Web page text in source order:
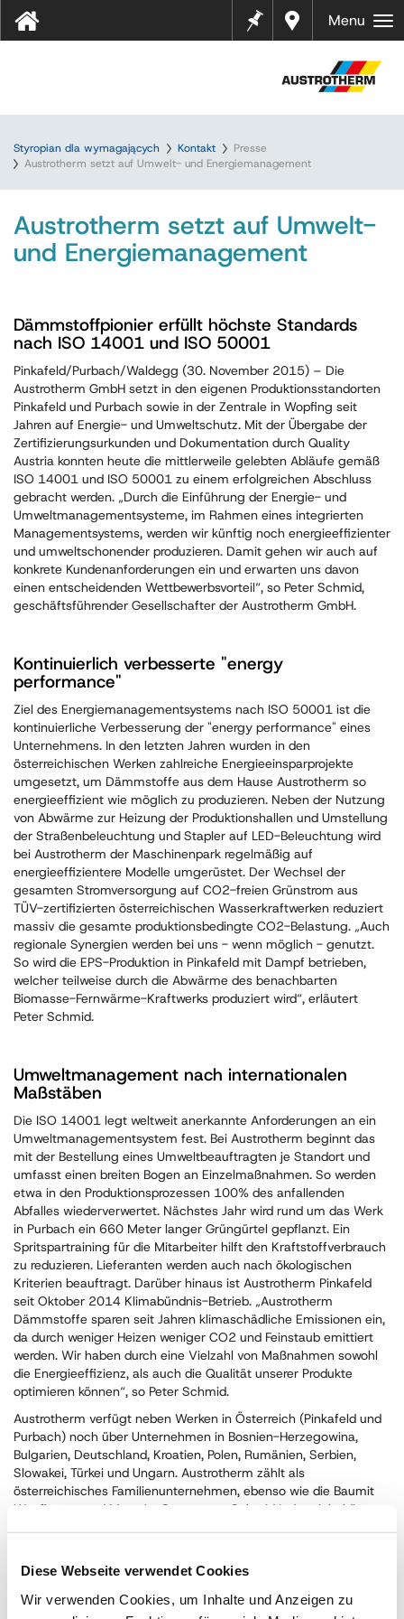
Diese Webseite verwendet Cookies
Wir verwenden Cookies, um Inhalte und Anzeigen zu
Gdzie
kupić
Notes
Menu
Styropian dla wymagających Kontakt
Presse
Austrotherm setzt auf Umwelt- und Energiemanagement
Austrotherm setzt auf Umwelt-
und Energiemanagement
Dämmstoffpionier erfüllt höchste Standards
nach ISO 14001 und ISO 50001
Pinkafeld/Purbach/Waldegg (30. November 2015) – Die
Austrotherm GmbH setzt in den eigenen Produktionsstandorten
Pinkafeld und Purbach sowie in der Zentrale in Wopfing seit
Jahren auf Energie- und Umweltschutz. Mit der Übergabe der
Zertifizierungsurkunden und Dokumentation durch Quality
Austria konnten heute die mittlerweile gelebten Abläufe gemäß
ISO 14001 und ISO 50001 zu einem erfolgreichen Abschluss
gebracht werden. „Durch die Einführung der Energie- und
Umweltmanagementsysteme, im Rahmen eines integrierten
Managementsystems, werden wir künftig noch energieeffizienter
und umweltschonender produzieren. Damit gehen wir auch auf
konkrete Kundenanforderungen ein und erwarten uns davon
einen entscheidenden Wettbewerbsvorteil“, so Peter Schmid,
geschäftsführender Gesellschafter der Austrotherm GmbH.
Kontinuierlich verbesserte "energy
performance"
Ziel des Energiemanagementsystems nach ISO 50001 ist die
kontinuierliche Verbesserung der "energy performance" eines
Unternehmens. In den letzten Jahren wurden in den
österreichischen Werken zahlreiche Energieeinsparprojekte
umgesetzt, um Dämmstoffe aus dem Hause Austrotherm so
energieeffizient wie möglich zu produzieren. Neben der Nutzung
von Abwärme zur Heizung der Produktionshallen und Umstellung
der Straßenbeleuchtung und Stapler auf LED-Beleuchtung wird
bei Austrotherm der Maschinenpark regelmäßig auf
energieeffizientere Modelle umgerüstet. Der Wechsel der
gesamten Stromversorgung auf CO2-freien Grünstrom aus
TÜV-zertifizierten österreichischen Wasserkraftwerken reduziert
massiv die gesamte produktionsbedingte CO2-Belastung. „Auch
regionale Synergien werden bei uns - wenn möglich - genutzt.
So wird die EPS-Produktion in Pinkafeld mit Dampf betrieben,
welcher teilweise durch die Abwärme des benachbarten
Biomasse-Fernwärme-Kraftwerks produziert wird“, erläutert
Peter Schmid.
Umweltmanagement nach internationalen
Maßstäben
Die ISO 14001 legt weltweit anerkannte Anforderungen an ein
Umweltmanagementsystem fest. Bei Austrotherm beginnt das
mit der Bestellung eines Umweltbeauftragten je Standort und
umfasst einen breiten Bogen an Einzelmaßnahmen. So werden
etwa in den Produktionsprozessen 100% des anfallenden
Abfalles wiederverwertet. Nächstes Jahr wird rund um das Werk
in Purbach ein 660 Meter langer Grüngürtel gepflanzt. Ein
Spritspartraining für die Mitarbeiter hilft den Kraftstoffverbrauch
zu reduzieren. Lieferanten werden auch nach ökologischen
Kriterien beauftragt. Darüber hinaus ist Austrotherm Pinkafeld
seit Oktober 2014 Klimabündnis-Betrieb. „Austrotherm
Dämmstoffe sparen seit Jahren klimaschädliche Emissionen ein,
da durch weniger Heizen weniger CO2 und Feinstaub emittiert
werden. Wir haben durch eine Vielzahl von Maßnahmen sowohl
die Energieeffizienz, als auch die Qualität unserer Produkte
optimieren können“, so Peter Schmid.
Austrotherm verfügt neben Werken in Österreich (Pinkafeld und
Purbach) noch über Unternehmen in Bosnien-Herzegowina,
Bulgarien, Deutschland, Kroatien, Polen, Rumänien, Serbien,
Slowakei, Türkei und Ungarn. Austrotherm zählt als
österreichisches Familienunternehmen, ebenso wie die Baumit
Wopfinger- und Murexin-Gruppe, zur Schmid Industrieholding,
Für Rückfragen steht zur Verfügung
GF Peter Schmid